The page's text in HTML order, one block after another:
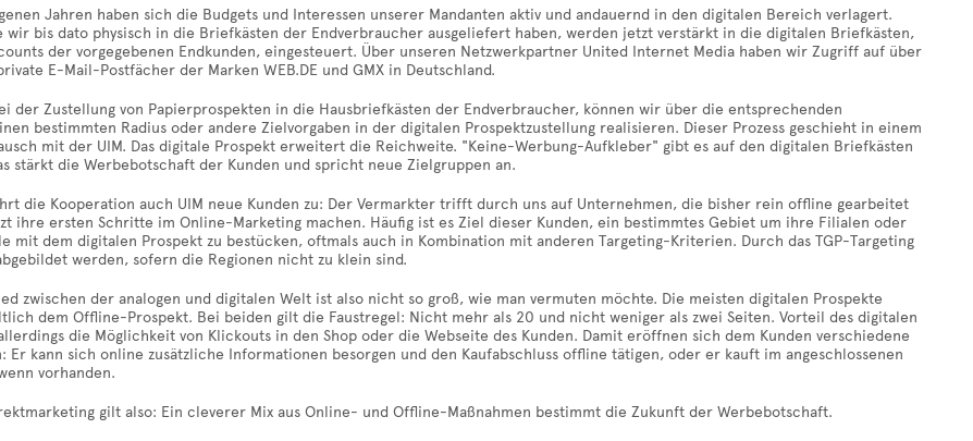
Jahren haben sich die Budgets und Interessen unserer Mandanten aktiv und andauernd in den digitalen Bereich verlagert.
wir bis dato physisch in die Briefkästen der Endverbraucher ausgeliefert haben, werden jetzt verstärkt in die digitalen Briefkästen,
der vorgegebenen Endkunden, eingesteuert. Über unseren Netzwerkpartner United Internet Media haben wir Zugriff auf über
E-Mail-Postfächer der Marken WEB.DE und GMX in Deutschland.
der Zustellung von Papierprospekten in die Hausbriefkästen der Endverbraucher, können wir über die entsprechenden
bestimmten Radius oder andere Zielvorgaben in der digitalen Prospektzustellung realisieren. Dieser Prozess geschieht in einem
mit der UIM. Das digitale Prospekt erweitert die Reichweite. "Keine-Werbung-Aufkleber" gibt es auf den digitalen Briefkästen
stärkt die Werbebotschaft der Kunden und spricht neue Zielgruppen an.
die Kooperation auch UIM neue Kunden zu: Der Vermarkter trifft durch uns auf Unternehmen, die bisher rein offline gearbeitet
ihre ersten Schritte im Online-Marketing machen. Häufig ist es Ziel dieser Kunden, ein bestimmtes Gebiet um ihre Filialen oder
mit dem digitalen Prospekt zu bestücken, oftmals auch in Kombination mit anderen Targeting-Kriterien. Durch das TGP-Targeting
werden, sofern die Regionen nicht zu klein sind.
zwischen der analogen und digitalen Welt ist also nicht so groß, wie man vermuten möchte. Die meisten digitalen Prospekte
dem Offline-Prospekt. Bei beiden gilt die Faustregel: Nicht mehr als 20 und nicht weniger als zwei Seiten. Vorteil des digitalen
die Möglichkeit von Klickouts in den Shop oder die Webseite des Kunden. Damit eröffnen sich dem Kunden verschiedene
Er kann sich online zusätzliche Informationen besorgen und den Kaufabschluss offline tätigen, oder er kauft im angeschlossenen
vorhanden.
gilt also: Ein cleverer Mix aus Online- und Offline-Maßnahmen bestimmt die Zukunft der Werbebotschaft.